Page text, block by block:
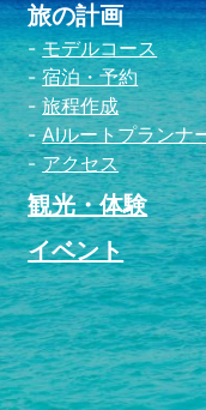
旅の計画
モデルコース
宿泊・予約
旅程作成
AIルートプランナ
アクセス
観光・体験
イベント